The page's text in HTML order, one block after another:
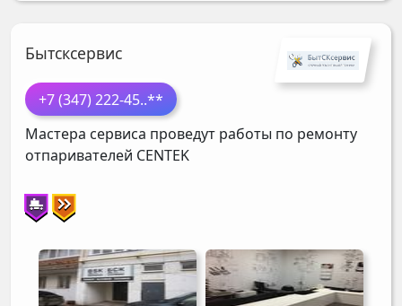
Бытсксервис
+7 (347) 222-45..**
Мастера сервиса проведут работы по ремонту
отпаривателей CENTEK